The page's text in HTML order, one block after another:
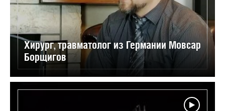
Хирург, травматолог из Германии Мовсар
Борщигов